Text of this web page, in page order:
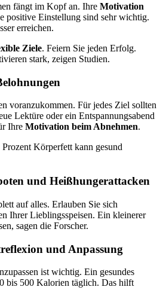
fängt im Kopf an. Ihre Motivation
positive Einstellung sind sehr wichtig.
erreichen.
Ziele. Feiern Sie jeden Erfolg.
stark, zeigen Studien.
voranzukommen. Für jedes Ziel sollten
Lektüre oder ein Entspannungsabend
Ihre Motivation beim Abnehmen.
Körperfett kann gesund
und Heißhungerattacken
auf alles. Erlauben Sie sich
Ihrer Lieblingsspeisen. Ein kleinerer
sagen die Forscher.
und Anpassung
ist wichtig. Ein gesundes
bis 500 Kalorien täglich. Das hilft